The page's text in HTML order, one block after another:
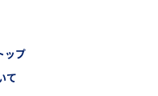
ップ
て